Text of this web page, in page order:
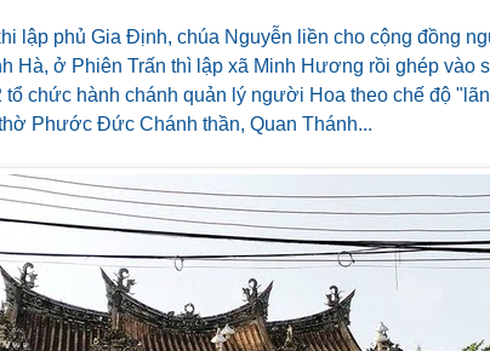
lập phủ Gia Định, chúa Nguyễn liền cho cộng đồng
Hà, ở Phiên Trấn thì lập xã Minh Hương rồi ghép vào
chức hành chánh quản lý người Hoa theo chế độ
Phước Đức Chánh thần, Quan Thánh...